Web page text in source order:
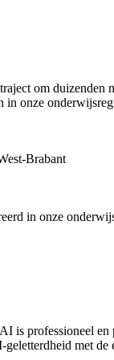
om
in onze
Brabant
in onze
is professioneel
met